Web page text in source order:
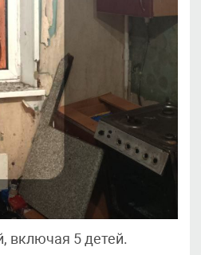
включая 5 детей.